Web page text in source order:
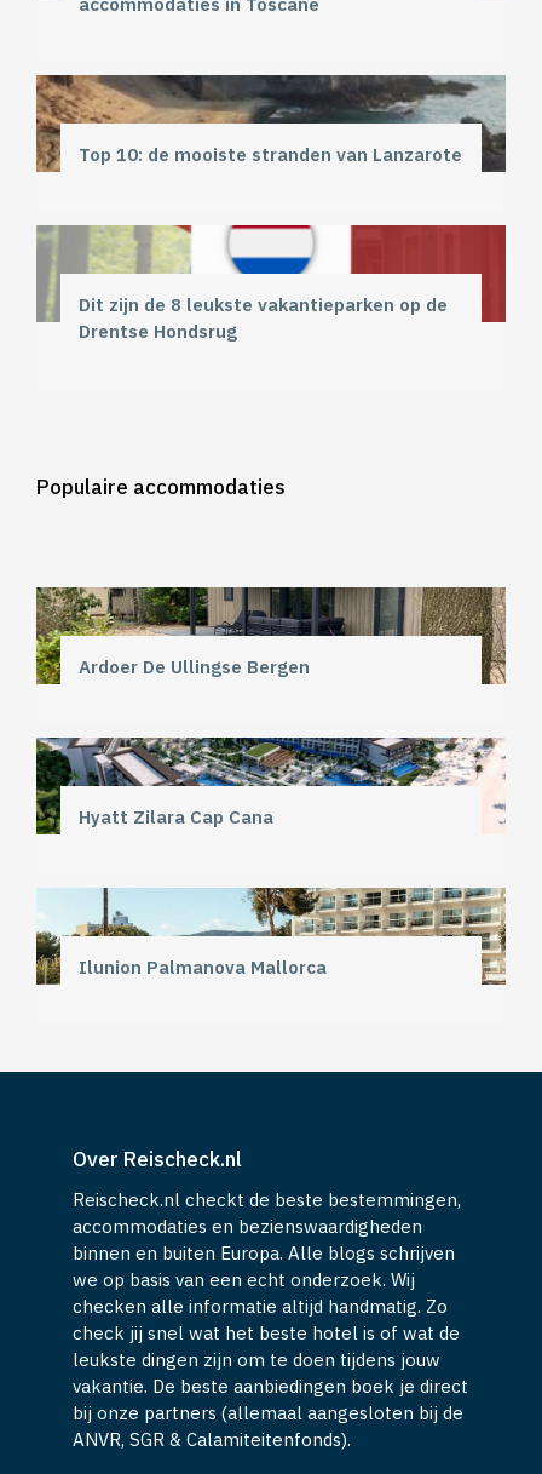
Top 10: de mooiste stranden van Lanzarote
Dit zijn de 8 leukste vakantieparken op de
Drentse Hondsrug
Populaire accommodaties
Ardoer De Ullingse Bergen
Hyatt Zilara Cap Cana
Ilunion Palmanova Mallorca
Over Reischeck.nl
Reischeck.nl checkt de beste bestemmingen,
accommodaties en bezienswaardigheden
binnen en buiten Europa. Alle blogs schrijven
we op basis van een echt onderzoek. Wij
checken alle informatie altijd handmatig. Zo
check jij snel wat het beste hotel is of wat de
leukste dingen zijn om te doen tijdens jouw
vakantie. De beste aanbiedingen boek je direct
bij onze partners (allemaal aangesloten bij de
ANVR, SGR & Calamiteitenfonds).